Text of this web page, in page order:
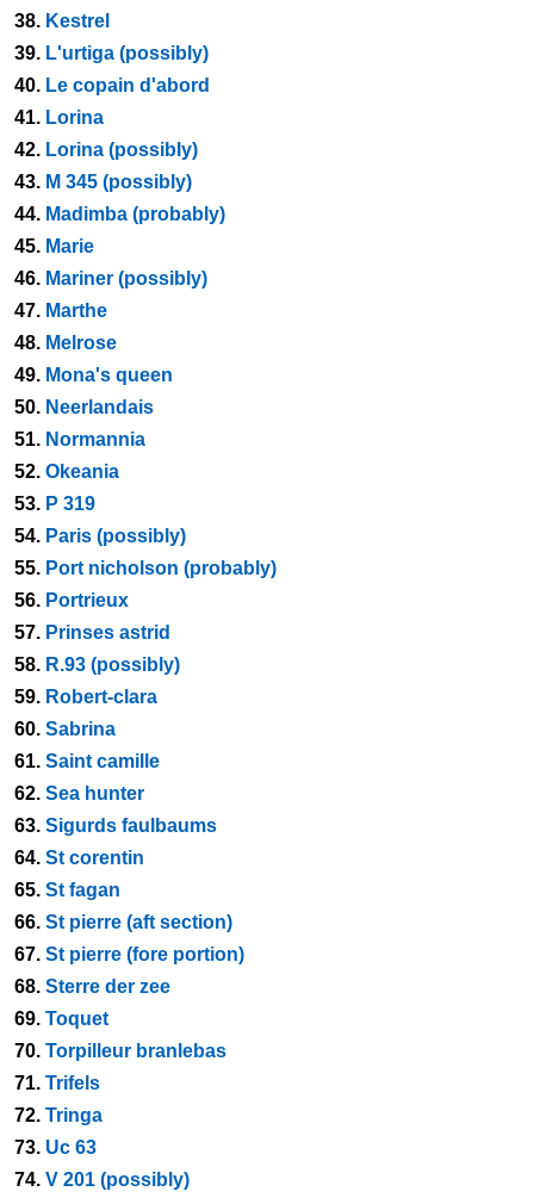
38. Kestrel
39. L'urtiga (possibly)
40. Le copain d'abord
41. Lorina
42. Lorina (possibly)
43. M 345 (possibly)
44. Madimba (probably)
45. Marie
46. Mariner (possibly)
47. Marthe
48. Melrose
49. Mona's queen
50. Neerlandais
51. Normannia
52. Okeania
53. P 319
54. Paris (possibly)
55. Port nicholson (probably)
56. Portrieux
57. Prinses astrid
58. R.93 (possibly)
59. Robert-clara
60. Sabrina
61. Saint camille
62. Sea hunter
63. Sigurds faulbaums
64. St corentin
65. St fagan
66. St pierre (aft section)
67. St pierre (fore portion)
68. Sterre der zee
69. Toquet
70. Torpilleur branlebas
71. Trifels
72. Tringa
73. Uc 63
74. V 201 (possibly)